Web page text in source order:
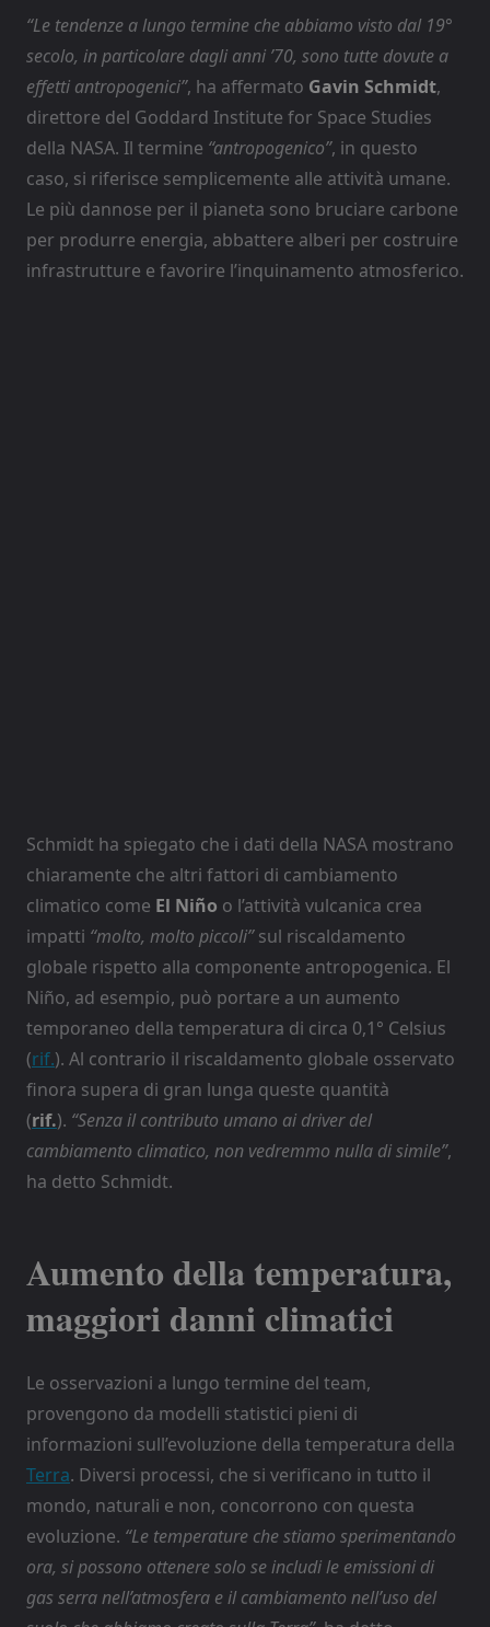
“Le tendenze a lungo termine che abbiamo visto dal 19°
secolo, in particolare dagli anni ’70, sono tutte dovute a
effetti antropogenici”, ha affermato Gavin Schmidt,
direttore del Goddard Institute for Space Studies
della NASA. Il termine “antropogenico”, in questo
caso, si riferisce semplicemente alle attività umane.
Le più dannose per il pianeta sono bruciare carbone
per produrre energia, abbattere alberi per costruire
infrastrutture e favorire l’inquinamento atmosferico.
Schmidt ha spiegato che i dati della NASA mostrano
chiaramente che altri fattori di cambiamento
climatico come El Niño o l’attività vulcanica crea
impatti “molto, molto piccoli”sul riscaldamento
globale rispetto alla componente antropogenica. El
Niño, ad esempio, può portare a un aumento
temporaneo della temperatura di circa 0,1° Celsius
(rif.). Al contrario il riscaldamento globale osservato
finora supera di gran lunga queste quantità
(rif.). “Senza il contributo umano ai driver del
cambiamento climatico, non vedremmo nulla di simile”,
ha detto Schmidt.
Aumento della temperatura,
maggiori danni climatici
Le osservazioni a lungo termine del team,
provengono da modelli statistici pieni di
informazioni sull’evoluzione della temperatura della
Terra. Diversi processi, che si verificano in tutto il
mondo, naturali e non, concorrono con questa
evoluzione. “Le temperature che stiamo sperimentando
ora, si possono ottenere solo se includi le emissioni di
gas serra nell’atmosfera e il cambiamento nell’uso del